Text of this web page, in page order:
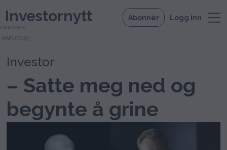
Investornytt Abonnér Logg inn
ANNONSE
Investor
– Satte meg ned og
begynte å grine